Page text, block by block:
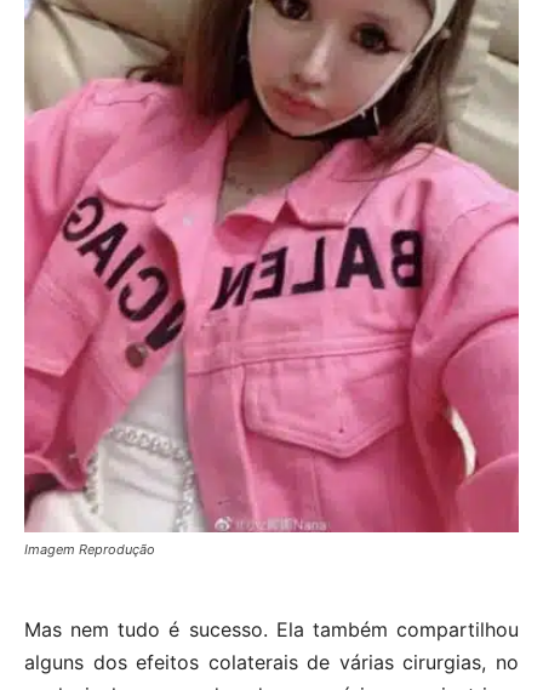
Imagem Reprodução
Mas nem tudo é sucesso. Ela também compartilhou
alguns dos efeitos colaterais de várias cirurgias, no